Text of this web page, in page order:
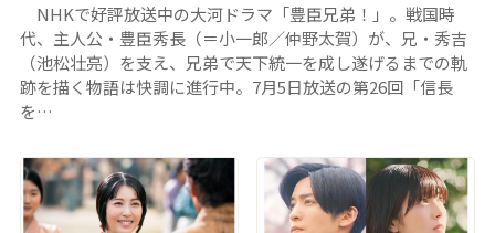
NHKで好評放送中の大河ドラマ「豊臣兄弟！」。戦国時
代、主人公・豊臣秀長（＝小一郎／仲野太賀）が、兄・秀吉
（池松壮亮）を支え、兄弟で天下統一を成し遂げるまでの軌
跡を描く物語は快調に進行中。7月5日放送の第26回「信長
を…